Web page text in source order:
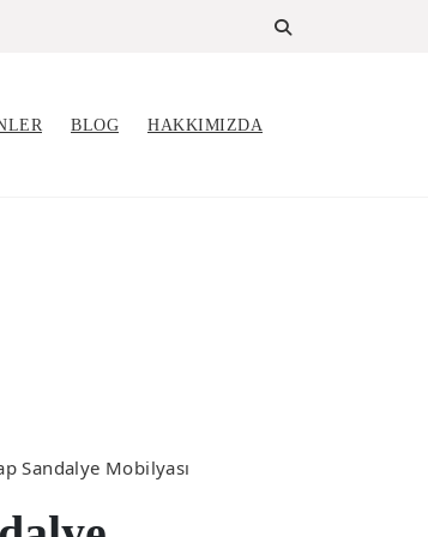
BLOG HAKKIMIZDA
Sandalye Mobilyası